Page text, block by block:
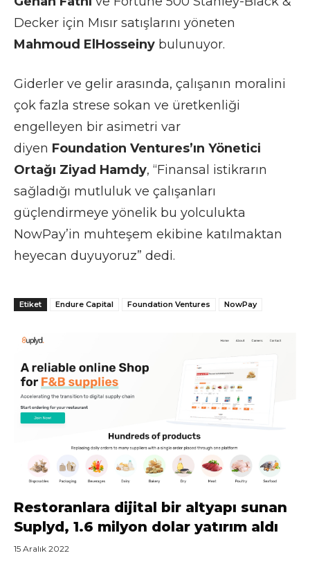
Decker için Mısır satışlarını yöneten
Mahmoud ElHosseiny bulunuyor.
Giderler ve gelir arasında, çalışanın moralini
çok fazla strese sokan ve üretkenliği
engelleyen bir asimetri var
diyen Foundation Ventures’ın Yönetici
Ortağı Ziyad Hamdy, “Finansal istikrarın
sağladığı mutluluk ve çalışanları
güçlendirmeye yönelik bu yolculukta
NowPay’in muhteşem ekibine katılmaktan
heyecan duyuyoruz” dedi.
Etiket Endure Capital Foundation Ventures NowPay
Restoranlara dijital bir altyapı sunan
Suplyd, 1.6 milyon dolar yatırım aldı
15 Aralık 2022